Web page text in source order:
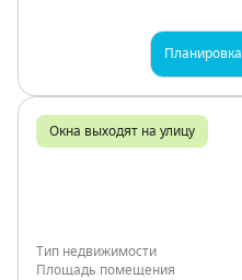
Планировка
Окна выходят на улицу
Тип недвижимости
Площадь помещения